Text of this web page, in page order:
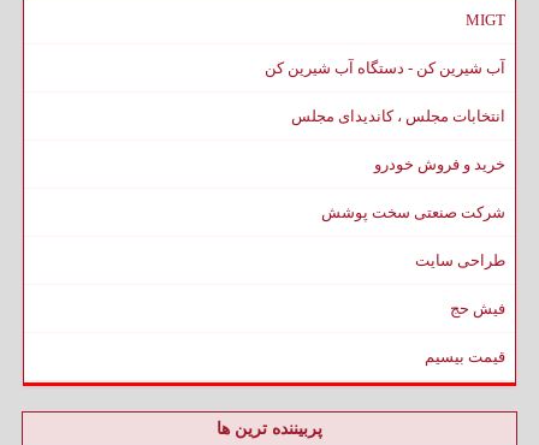
MIGT
آب شیرین کن - دستگاه آب شیرین کن
انتخابات مجلس ، کاندیدای مجلس
خرید و فروش خودرو
شرکت صنعتی سخت پوشش
طراحی سایت
فیش حج
قیمت بیسیم
پربیننده ترین ها